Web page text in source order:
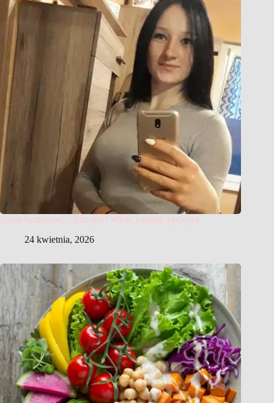
Basia Szafraniec – kim jest? Wiek, kariera, życiorys
24 kwietnia, 2026